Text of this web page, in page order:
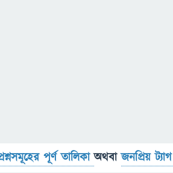
পূর্ণ তালিকাঅথবাজনপ্রিয় ট্যাগ